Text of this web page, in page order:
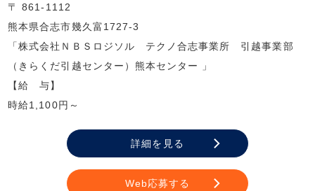
〒 861-1112
熊本県合志市幾久富1727‐3
「株式会社ＮＢＳロジソル テクノ合志事業所 引越事業部
（きらくだ引越センター）熊本センター 」
【給 与】
時給1,100円～
詳細を見る
Web応募する